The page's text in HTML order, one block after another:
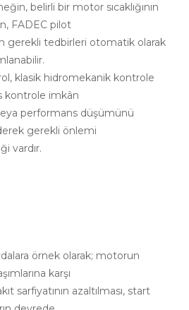
belirli bir motor sıcaklığının
FADEC pilot
gerekli tedbirleri otomatik olarak
klasik hidromekanik kontrole
kontrole imkân
performans düşümünü
gerekli önlemi
vardır.
örnek olarak; motorun
karşı
sarfiyatının azaltılması, start